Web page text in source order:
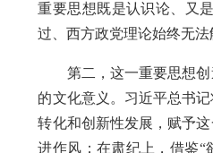
重要思想既是认识论、又
过、西方政党理论始终无
第二，这一重要思想创
的文化意义。习近平总书
转化和创新性发展，赋予
进作风；在肃纪上，借鉴